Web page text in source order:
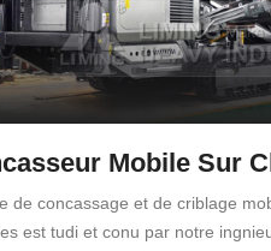
Mobile Sur
de concassage et de criblage
est tudi et conu par notre